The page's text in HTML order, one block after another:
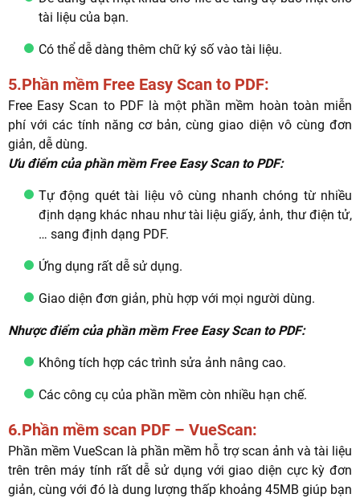
tài liệu của bạn.
Có thể dễ dàng thêm chữ ký số vào tài liệu.
5.Phần mềm Free Easy Scan to PDF:
Free Easy Scan to PDF là một phần mềm hoàn toàn miễn
phí với các tính năng cơ bản, cùng giao diện vô cùng đơn
giản, dễ dùng.
Ưu điểm của phần mềm Free Easy Scan to PDF:
Tự động quét tài liệu vô cùng nhanh chóng từ nhiều
định dạng khác nhau như tài liệu giấy, ảnh, thư điện tử,
… sang định dạng PDF.
Ứng dụng rất dễ sử dụng.
Giao diện đơn giản, phù hợp với mọi người dùng.
Nhược điểm của phần mềm Free Easy Scan to PDF:
Không tích hợp các trình sửa ảnh nâng cao.
Các công cụ của phần mềm còn nhiều hạn chế.
6.Phần mềm scan PDF – VueScan:
Phần mềm VueScan là phần mềm hỗ trợ scan ảnh và tài liệu
trên trên máy tính rất dễ sử dụng với giao diện cực kỳ đơn
giản, cùng với đó là dung lượng thấp khoảng 45MB giúp bạn